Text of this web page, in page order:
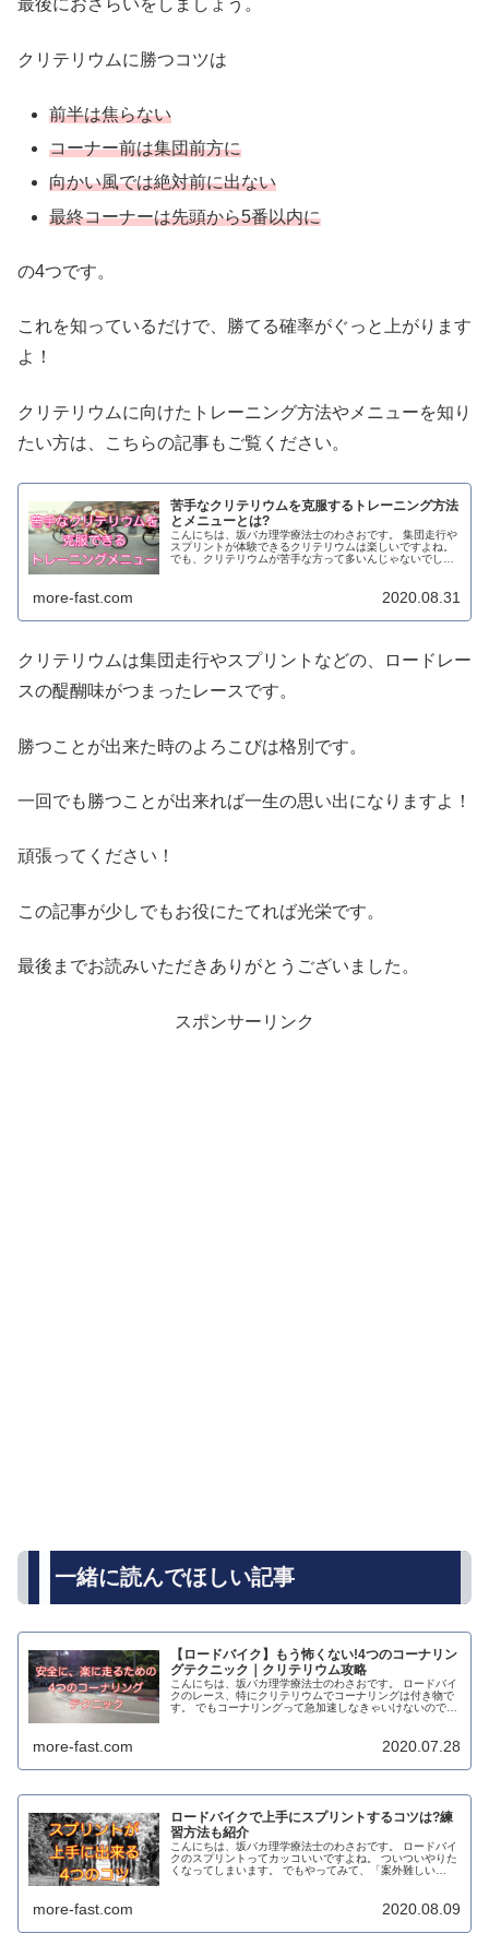
最後におさらいをしましょう。
クリテリウムに勝つコツは
前半は焦らない
コーナー前は集団前方に
向かい風では絶対前に出ない
最終コーナーは先頭から5番以内に
の4つです。
これを知っているだけで、勝てる確率がぐっと上がります
よ！
クリテリウムに向けたトレーニング方法やメニューを知り
たい方は、こちらの記事もご覧ください。
苦手なクリテリウムを克服するトレーニング方法
とメニューとは?
こんにちは、坂バカ理学療法士のわさおです。 集団走行や
スプリントが体験できるクリテリウムは楽しいですよね。
でも、クリテリウムが苦手な方って多いんじゃないでしょ
more-fast.com 2020.08.31
クリテリウムは集団走行やスプリントなどの、ロードレー
スの醍醐味がつまったレースです。
勝つことが出来た時のよろこびは格別です。
一回でも勝つことが出来れば一生の思い出になりますよ！
頑張ってください！
この記事が少しでもお役にたてれば光栄です。
最後までお読みいただきありがとうございました。
スポンサーリンク
一緒に読んでほしい記事
【ロードバイク】もう怖くない!4つのコーナリン
グテクニック｜クリテリウム攻略
こんにちは、坂バカ理学療法士のわさおです。 ロードバイ
クのレース、特にクリテリウムでコーナリングは付き物で
す。 でもコーナリングって急加速しなきゃいけないので、
more-fast.com 2020.07.28
ロードバイクで上手にスプリントするコツは?練
習方法も紹介
こんにちは、坂バカ理学療法士のわさおです。 ロードバイ
クのスプリントってカッコいいですよね。 ついついやりた
くなってしまいます。 でもやってみて、「案外難しい
more-fast.com 2020.08.09